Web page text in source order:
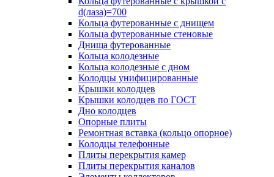
d(лаза)=700
Кольца футерованные с днищем
Кольца футерованные стеновые
Днища футерованные
Кольца колодезные
Кольца колодезные с дном
Колодцы унифицированные
Крышки колодцев
Крышки колодцев по ГОСТ
Дно колодцев
Опорные плиты
Ремонтная вставка (кольцо опорное)
Колодцы телефонные
Плиты перекрытия камер
Плиты перекрытия каналов